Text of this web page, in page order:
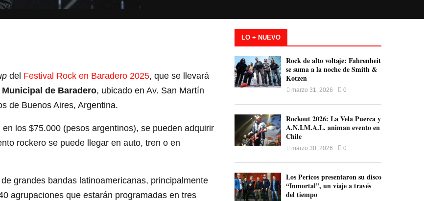
del Festival Rock en Baradero 2025, que se llevará
de Baradero, ubicado en Av. San Martín
de Buenos Aires, Argentina.
los $75.000 (pesos argentinos), se pueden adquirir
rockero se puede llegar en auto, tren o en
grandes bandas latinoamericanas, principalmente
agrupaciones que estarán programadas en tres
LO + NUEVO
Rock de alto voltaje: Fahrenheit
se suma a la noche de Smith &
Kotzen
marzo 31, 2026 0
Rockout 2026: La Vela Puerca y
A.N.I.M.A.L. animan evento en
Chile
marzo 30, 2026 0
Los Pericos presentaron su disco
“Inmortal”, un viaje a través
del tiempo